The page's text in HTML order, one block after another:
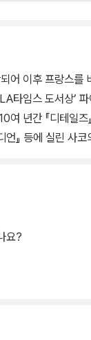
어 이후 프랑스를
타임스 도서상’
여 년간 『디테일즈
디언』 등에 실린
헤이그의 국제전범
을, 「팔레스타인」
팔레스타인의 분
기를, 「이민」편
요?